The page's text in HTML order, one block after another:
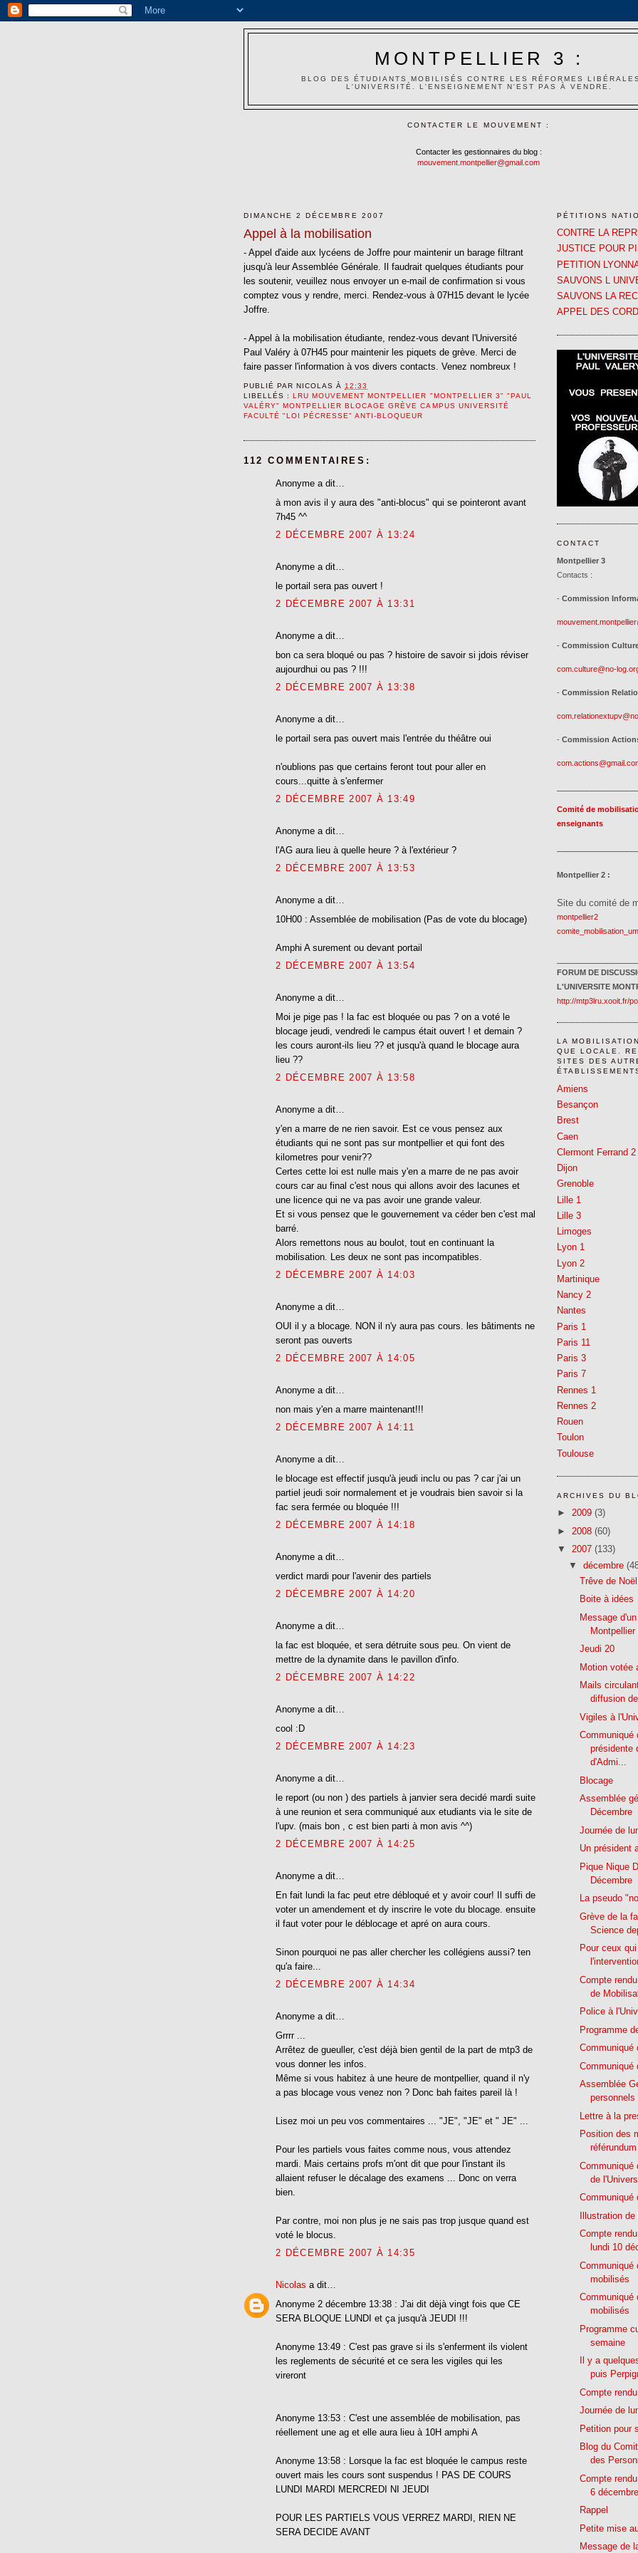
MONTPELLIER 3 :
BLOG DES ÉTUDIANTS MOBILISÉS CONTRE LES RÉFORMES
L'UNIVERSITÉ. L'ENSEIGNEMENT N'EST PAS À VENDRE.
CONTACTER LE MOUVEMENT :
Contacter les gestionnaires du blog :
mouvement.montpellier@gmail.com
DIMANCHE 2 DÉCEMBRE 2007
Appel à la mobilisation
- Appel d'aide aux lycéens de Joffre pour maintenir un barage filtrant
jusqu'à leur Assemblée Générale. Il faudrait quelques étudiants pour
les soutenir, veuillez nous envoyer un e-mail de confirmation si vous
comptez vous y rendre, merci. Rendez-vous à 07H15 devant le lycée
Joffre.
- Appel à la mobilisation étudiante, rendez-vous devant l'Université
Paul Valéry à 07H45 pour maintenir les piquets de grève. Merci de
faire passer l'information à vos divers contacts. Venez nombreux !
PUBLIÉ PARNICOLAS À 12:33
LIBELLÉS :LRU MOUVEMENT MONTPELLIER "MONTPELLIER 3" "PAUL
VALÉRY" MONTPELLIER BLOCAGE GRÈVE CAMPUS UNIVERSITÉ
FACULTÉ "LOI PÉCRESSE" ANTI-BLOQUEUR
112 COMMENTAIRES:
Anonyme a dit…
à mon avis il y aura des "anti-blocus" qui se pointeront avant
7h45 ^^
2 DÉCEMBRE 2007 À 13:24
Anonyme a dit…
le portail sera pas ouvert !
2 DÉCEMBRE 2007 À 13:31
Anonyme a dit…
bon ca sera bloqué ou pas ? histoire de savoir si jdois réviser
aujourdhui ou pas ? !!!
2 DÉCEMBRE 2007 À 13:38
Anonyme a dit…
le portail sera pas ouvert mais l'entrée du théâtre oui
n'oublions pas que certains feront tout pour aller en
cours...quitte à s'enfermer
2 DÉCEMBRE 2007 À 13:49
Anonyme a dit…
l'AG aura lieu à quelle heure ? à l'extérieur ?
2 DÉCEMBRE 2007 À 13:53
Anonyme a dit…
10H00 : Assemblée de mobilisation (Pas de vote du blocage)
Amphi A surement ou devant portail
2 DÉCEMBRE 2007 À 13:54
Anonyme a dit…
Moi je pige pas ! la fac est bloquée ou pas ? on a voté le
blocage jeudi, vendredi le campus était ouvert ! et demain ?
les cours auront-ils lieu ?? et jusqu'à quand le blocage aura
lieu ??
2 DÉCEMBRE 2007 À 13:58
Anonyme a dit…
y'en a marre de ne rien savoir. Est ce vous pensez aux
étudiants qui ne sont pas sur montpellier et qui font des
kilometres pour venir??
Certes cette loi est nulle mais y'en a marre de ne pas avoir
cours car au final c'est nous qui allons avoir des lacunes et
une licence qui ne va pas avoir une grande valeur.
Et si vous pensez que le gouvernement va céder ben c'est mal
barré.
Alors remettons nous au boulot, tout en continuant la
mobilisation. Les deux ne sont pas incompatibles.
2 DÉCEMBRE 2007 À 14:03
Anonyme a dit…
OUI il y a blocage. NON il n'y aura pas cours. les bâtiments ne
seront pas ouverts
2 DÉCEMBRE 2007 À 14:05
Anonyme a dit…
non mais y'en a marre maintenant!!!
2 DÉCEMBRE 2007 À 14:11
Anonyme a dit…
le blocage est effectif jusqu'à jeudi inclu ou pas ? car j'ai un
partiel jeudi soir normalement et je voudrais bien savoir si la
fac sera fermée ou bloquée !!!
2 DÉCEMBRE 2007 À 14:18
Anonyme a dit…
verdict mardi pour l'avenir des partiels
2 DÉCEMBRE 2007 À 14:20
Anonyme a dit…
la fac est bloquée, et sera détruite sous peu. On vient de
mettre de la dynamite dans le pavillon d'info.
2 DÉCEMBRE 2007 À 14:22
Anonyme a dit…
cool :D
2 DÉCEMBRE 2007 À 14:23
Anonyme a dit…
le report (ou non ) des partiels à janvier sera decidé mardi suite
à une reunion et sera communiqué aux etudiants via le site de
l'upv. (mais bon , c est bien parti à mon avis ^^)
2 DÉCEMBRE 2007 À 14:25
Anonyme a dit…
En fait lundi la fac peut etre débloqué et y avoir cour! Il suffi de
voter un amendement et dy inscrire le vote du blocage. ensuite
il faut voter pour le déblocage et apré on aura cours.
Sinon pourquoi ne pas aller chercher les collégiens aussi? ten
qu'a faire...
2 DÉCEMBRE 2007 À 14:34
Anonyme a dit…
Grrrr ...
Arrêtez de gueuller, c'est déjà bien gentil de la part de mtp3 de
vous donner les infos.
Même si vous habitez à une heure de montpellier, quand il n'y
a pas blocage vous venez non ? Donc bah faites pareil là !
Lisez moi un peu vos commentaires ... "JE", "JE" et " JE" ...
Pour les partiels vous faites comme nous, vous attendez
mardi. Mais certains profs m'ont dit que pour l'instant ils
allaient refuser le décalage des examens ... Donc on verra
bien.
Par contre, moi non plus je ne sais pas trop jusque quand est
voté le blocus.
2 DÉCEMBRE 2007 À 14:35
Nicolas a dit…
Anonyme 2 décembre 13:38 : J'ai dit dèjà vingt fois que CE
SERA BLOQUE LUNDI et ça jusqu'à JEUDI !!!
Anonyme 13:49 : C'est pas grave si ils s'enferment ils violent
les reglements de sécurité et ce sera les vigiles qui les
vireront
Anonyme 13:53 : C'est une assemblée de mobilisation, pas
réellement une ag et elle aura lieu à 10H amphi A
Anonyme 13:58 : Lorsque la fac est bloquée le campus reste
ouvert mais les cours sont suspendus ! PAS DE COURS
LUNDI MARDI MERCREDI NI JEUDI
POUR LES PARTIELS VOUS VERREZ MARDI, RIEN NE
SERA DECIDE AVANT
PÉTITIONS
CONTRE LA
JUSTICE POUR
PETITION
SAUVONS L
SAUVONS LA
APPEL DES
CONTACT
Montpellier 3
Contacts :
- Commission
- Commission
com.culture@no-
- Commission
- Commission
Comité de
enseignants
Montpellier 2 :
Site du comité de
montpellier2
FORUM DE
L'UNIVERSITE
http://mtp3lru.xooit.fr/
LA
QUE LOCALE.
SITES DES
Amiens
Besançon
Brest
Caen
Clermont Ferrand 2
Dijon
Grenoble
Lille 1
Lille 3
Limoges
Lyon 1
Lyon 2
Martinique
Nancy 2
Nantes
Paris 1
Paris 11
Paris 3
Paris 7
Rennes 1
Rennes 2
Rouen
Toulon
Toulouse
ARCHIVES DU
► 2009 (3)
► 2008 (60)
▼ 2007 (133)
▼ décembre
Trêve de Noël
Boite à idées
Message
Montpellier
Jeudi 20
Motion votée
Mails
diffusion
Vigiles à
Communiqué
présidente
d'Admi...
Blocage
Assemblée
Décembre
Journée de
Un président
Pique Nique
Décembre
La pseudo
Grève de la
Science
Pour ceux
Compte
de
Police à
Programme
Communiqué
Communiqué
Assemblée
personnels
Lettre à la
Position des
référundum
Communiqué
de
Communiqué
Illustration
Compte
lundi 10
Communiqué
mobilisés
Communiqué
mobilisés
Programme
semaine
Il y a
puis
Compte
Journée de
Petition pour
Blog du
des
Compte
6 décembre
Rappel
Petite mise
Message de